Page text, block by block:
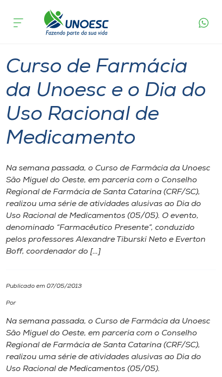
Cursos
Pesquisa
Atendimento ao Estudante
Portal de Ensino
A
Unoesc
Internacionalização
I.nova
Cultura
CPA
Biblioteca
acontece
Curso de Farmácia
da Unoesc e o Dia do
Uso Racional de
Medicamento
Na semana passada, o Curso de Farmácia da Unoesc
São Miguel do Oeste, em parceria com o Conselho
Regional de Farmácia de Santa Catarina (CRF/SC),
realizou uma série de atividades alusivas ao Dia do
Uso Racional de Medicamentos (05/05). O evento,
denominado “Farmacêutico Presente”, conduzido
pelos professores Alexandre Tiburski Neto e Everton
Boff, coordenador do […]
Publicado em 07/05/2013
Por
Na semana passada, o Curso de Farmácia da Unoesc
São Miguel do Oeste, em parceria com o Conselho
Regional de Farmácia de Santa Catarina (CRF/SC),
realizou uma série de atividades alusivas ao Dia do
Uso Racional de Medicamentos (05/05).